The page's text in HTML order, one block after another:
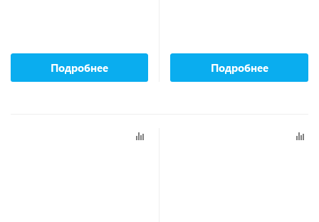
Подробнее Подробнее